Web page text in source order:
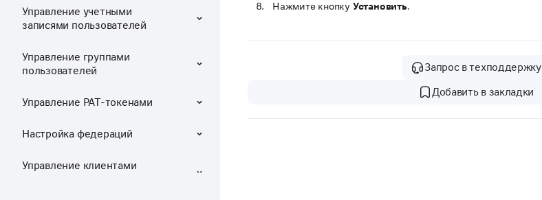
Управление учетными
записями пользователей
Управление группами
пользователей
Управление PAT-токенами
Настройка федераций
Управление клиентами
Нажмите кнопку Установить.
Запрос в техподдержку
Добавить в закладки